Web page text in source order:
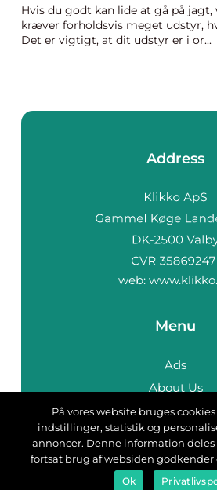
Hvis du godt kan lide at gå på jagt,
kræver forholdsvis meget udstyr,
Det er vigtigt, at dit udstyr er i or...
Address
web:
Menu
Ads
About Us
Cookies
Contact
Sitemap
På vores website bruges
indstillinger, statistik og
annoncer. Denne information
fortsat brug af websiden
Ok